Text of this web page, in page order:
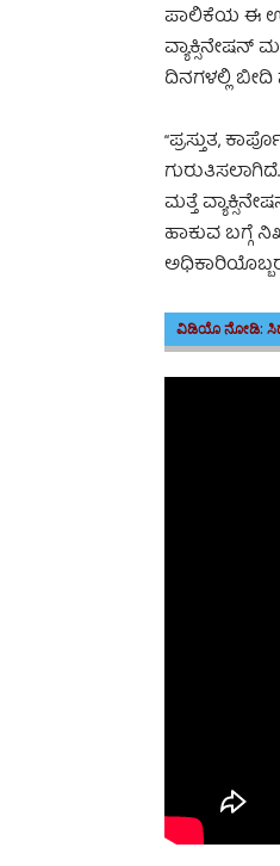
ಪಾಲಿಕೆಯ ಈ
ವ್ಯಾಕ್ಸಿನೇಷನ್
ದಿನಗಳಲ್ಲಿ
“ಪ್ರಸ್ತುತ,
ಮತ್ತೆ
ಹಾಕುವ
ವಿಡಿಯೊ ನೋಡಿ: